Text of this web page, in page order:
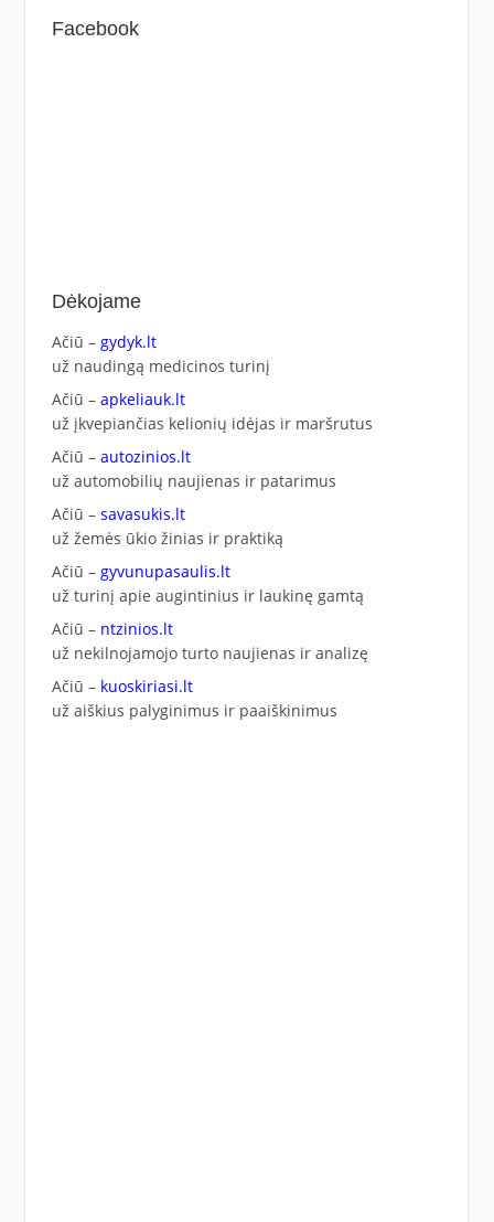
Facebook
Dėkojame
Ačiū – gydyk.lt
už naudingą medicinos turinį
Ačiū – apkeliauk.lt
už įkvepiančias kelionių idėjas ir maršrutus
Ačiū – autozinios.lt
už automobilių naujienas ir patarimus
Ačiū – savasukis.lt
už žemės ūkio žinias ir praktiką
Ačiū – gyvunupasaulis.lt
už turinį apie augintinius ir laukinę gamtą
Ačiū – ntzinios.lt
už nekilnojamojo turto naujienas ir analizę
Ačiū – kuoskiriasi.lt
už aiškius palyginimus ir paaiškinimus